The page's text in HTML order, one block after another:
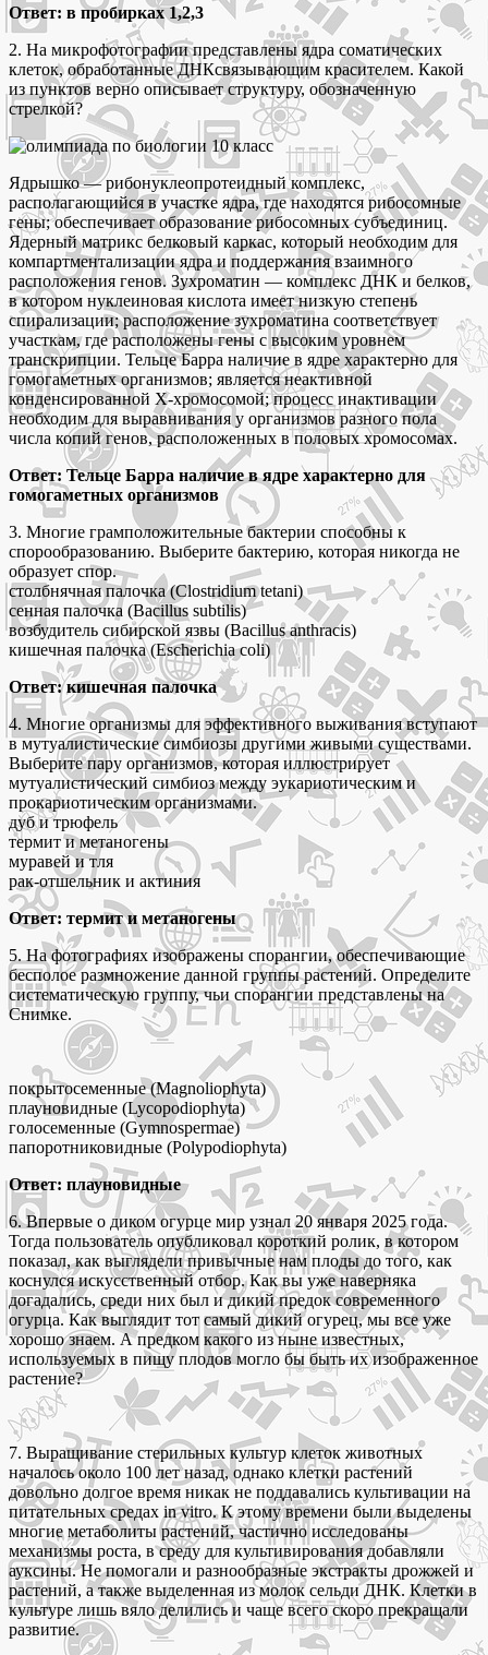
Ответ: в пробирках 1,2,3
2. На микрофотографии представлены ядра соматических
клеток, обработанные ДНКсвязывающим красителем. Какой
из пунктов верно описывает структуру, обозначенную
стрелкой?
Ядрышко — рибонуклеопротеидный комплекс,
располагающийся в участке ядра, где находятся рибосомные
гены; обеспечивает образование рибосомных субъединиц.
Ядерный матрикс белковый каркас, который необходим для
компартментализации ядра и поддержания взаимного
расположения генов. Зухроматин — комплекс ДНК и белков,
в котором нуклеиновая кислота имеет низкую степень
спирализации; расположение зухроматина соответствует
участкам, где расположены гены с высоким уровнем
транскрипции. Тельце Барра наличие в ядре характерно для
гомогаметных организмов; является неактивной
конденсированной Х-хромосомой; процесс инактивации
необходим для выравнивания у организмов разного пола
числа копий генов, расположенных в половых хромосомах.
Ответ: Тельце Барра наличие в ядре характерно для
гомогаметных организмов
3. Многие грамположительные бактерии способны к
спорообразованию. Выберите бактерию, которая никогда не
образует спор.
столбнячная палочка (Clostridium tetani)
сенная палочка (Ваcillus subtilis)
возбудитель сибирской язвы (Bacillus anthracis)
кишечная палочка (Escherichia coli)
Ответ: кишечная палочка
4. Многие организмы для эффективного выживания вступают
в мутуалистические симбиозы другими живыми существами.
Выберите пару организмов, которая иллюстрирует
мутуалистический симбиоз между эукариотическим и
прокариотическим организмами.
дуб и трюфель
термит и метаногены
муравей и тля
рак-отшельник и актиния
Ответ: термит и метаногены
5. На фотографиях изображены спорангии, обеспечивающие
бесполое размножение данной группы растений. Определите
систематическую группу, чьи спорангии представлены на
Снимке.
покрытосеменные (Magnoliophyta)
плауновидные (Lycopodiophyta)
голосеменные (Gymnospermae)
папоротниковидные (Polypodiophyta)
Ответ: плауновидные
6. Впервые о диком огурце мир узнал 20 января 2025 года.
Тогда пользователь опубликовал короткий ролик, в котором
показал, как выглядели привычные нам плоды до того, как
коснулся искусственный отбор. Как вы уже наверняка
догадались, среди них был и дикий предок современного
огурца. Как выглядит тот самый дикий огурец, мы все уже
хорошо знаем. А предком какого из ныне известных,
используемых в пищу плодов могло бы быть их изображенное
растение?
7. Выращивание стерильных культур клеток животных
началось около 100 лет назад, однако клетки растений
довольно долгое время никак не поддавались культивации на
питательных средах in vitro. К этому времени были выделены
многие метаболиты растений, частично исследованы
механизмы роста, в среду для культивирования добавляли
ауксины. Не помогали и разнообразные экстракты дрожжей и
растений, а также выделенная из молок сельди ДНК. Клетки в
культуре лишь вяло делились и чаще всего скоро прекращали
развитие.